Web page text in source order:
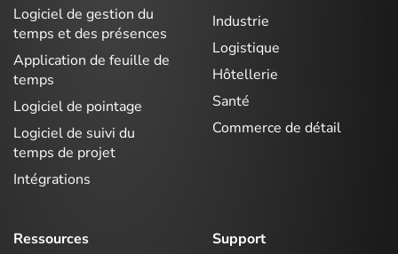
Logiciel de gestion du
temps et des présences
Application de feuille de
temps
Logiciel de pointage
Logiciel de suivi du
temps de projet
Intégrations
Industrie
Logistique
Hôtellerie
Santé
Commerce de détail
Ressources
Support